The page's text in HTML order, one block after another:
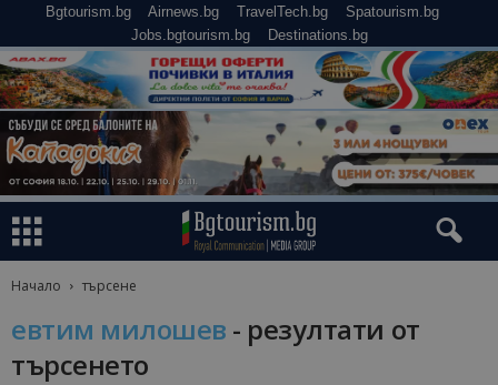
Bgtourism.bg Airnews.bg TravelTech.bg
Spatourism.bg
Jobs.bgtourism.bg
Destinations.bg
Начало търсене
евтим милошев - резултати от
търсенето